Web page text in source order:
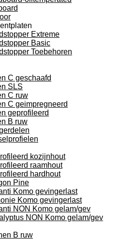
Extreme
Basic
Toebehoren
C geschaafd
SLS
C ruw
C geimpregneerd
geprofileerd
B ruw
kozijnhout
raamhout
hardhout
Pine
Komo gevingerlast
Komo gevingerlast
NON Komo gelam/gev
NON Komo gelam/gev
B ruw